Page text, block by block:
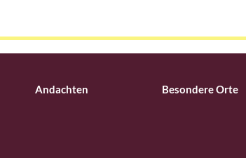
Andachten Besondere Orte